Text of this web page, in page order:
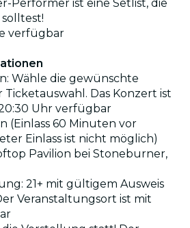
Performer ist eine Setlist, die
verfügbar
Wähle die gewünschte
Das Konzert ist
Uhr verfügbar
(Einlass 60 Minuten vor
Einlass ist nicht möglich)
Pavilion bei Stoneburner,
21+ mit gültigem Ausweis
Veranstaltungsort ist mit